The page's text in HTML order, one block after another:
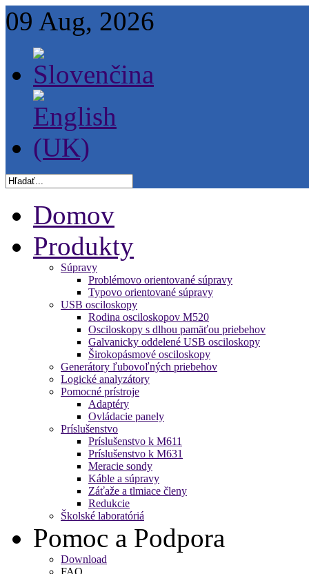
09 Aug, 2026
Domov
Produkty
Súpravy
Problémovo orientované súpravy
Typovo orientované súpravy
USB osciloskopy
Rodina osciloskopov M520
Osciloskopy s dlhou pamäťou priebehov
Galvanicky oddelené USB osciloskopy
Širokopásmové osciloskopy
Generátory ľubovoľných priebehov
Logické analyzátory
Pomocné prístroje
Adaptéry
Ovládacie panely
Príslušenstvo
Príslušenstvo k M611
Príslušenstvo k M631
Meracie sondy
Káble a súpravy
Záťaže a tlmiace členy
Redukcie
Školské laboratóriá
Pomoc a Podpora
Download
FAQ